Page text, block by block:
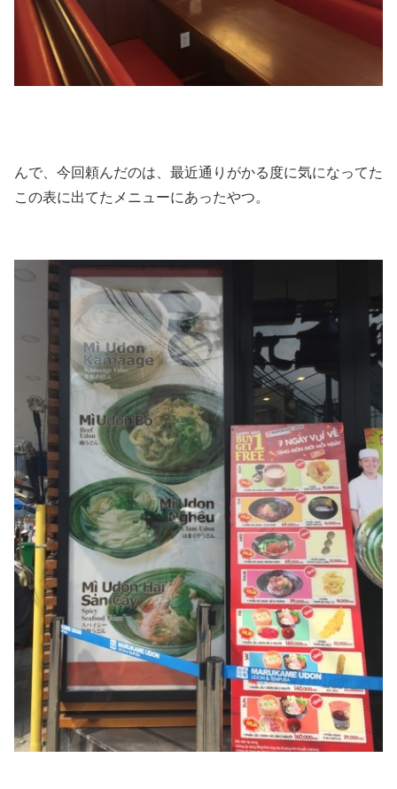
んで、今回頼んだのは、最近通りがかる度に気になってた
この表に出てたメニューにあったやつ。